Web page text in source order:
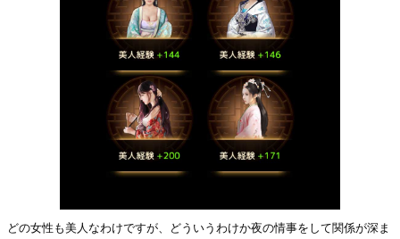
どの女性も美人なわけですが、どういうわけか夜の情事をして関係が深ま